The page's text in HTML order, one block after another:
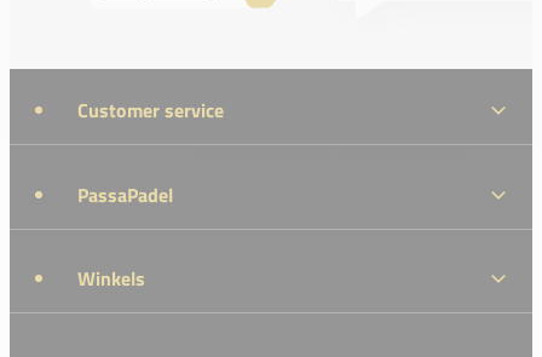
Customer service
PassaPadel
Winkels